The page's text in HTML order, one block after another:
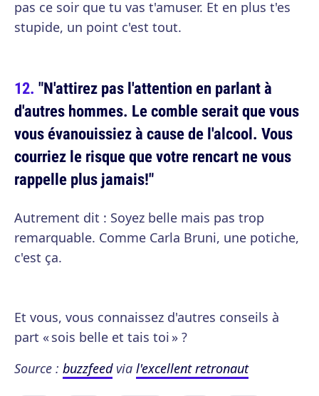
pas ce soir que tu vas t'amuser. Et en plus t'es
stupide, un point c'est tout.
"N'attirez pas l'attention en parlant à
d'autres hommes. Le comble serait que vous
vous évanouissiez à cause de l'alcool. Vous
courriez le risque que votre rencart ne vous
rappelle plus jamais!"
Autrement dit : Soyez belle mais pas trop
remarquable. Comme Carla Bruni, une potiche,
c'est ça.
Et vous, vous connaissez d'autres conseils à
part « sois belle et tais toi » ?
Source : buzzfeedvia l'excellent retronaut